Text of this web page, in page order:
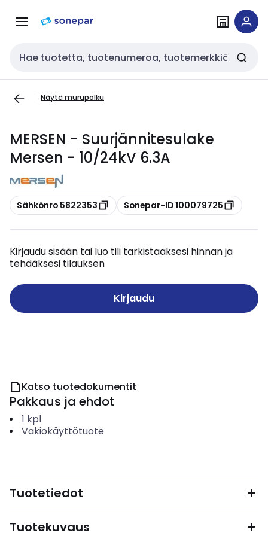
navigointiinsisältöön
Haku
Näytä murupolku
MERSEN - Suurjännitesulake
Mersen - 10/24kV 6.3A
Kopioi
Sähkönro 5822353 Kopioi
Sonepar-ID 100079725
Kirjaudu sisään tai luo tili tarkistaaksesi hinnan ja
tehdäksesi tilauksen
Kirjaudu
Katso tuotedokumentit
Pakkaus ja ehdot
1 kpl
Vakiokäyttötuote
Tuotetiedot
Tuotekuvaus